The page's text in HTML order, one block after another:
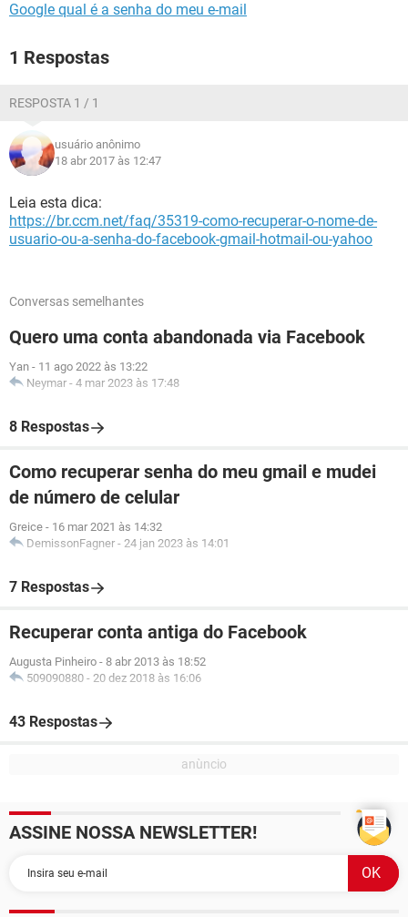
Google qual é a senha do meu e-mail
1 Respostas
RESPOSTA 1 / 1
usuário anônimo
18 abr 2017 às 12:47
Leia esta dica:
https://br.ccm.net/faq/35319-como-recuperar-o-nome-de-
usuario-ou-a-senha-do-facebook-gmail-hotmail-ou-yahoo
Conversas semelhantes
Quero uma conta abandonada via Facebook
Yan - 11 ago 2022 às 13:22
Neymar - 4 mar 2023 às 17:48
8 Respostas
Como recuperar senha do meu gmail e mudei
de número de celular
Greice - 16 mar 2021 às 14:32
DemissonFagner - 24 jan 2023 às 14:01
7 Respostas
Recuperar conta antiga do Facebook
Augusta Pinheiro - 8 abr 2013 às 18:52
509090880 - 20 dez 2018 às 16:06
43 Respostas
ASSINE NOSSA NEWSLETTER!